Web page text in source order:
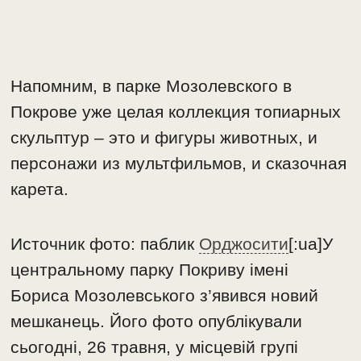
Напомним, в парке Мозолевского в
Покрове уже целая коллекция топиарных
скульптур – это и фигуры животных, и
персонажи из мультфильмов, и сказочная
карета.
Источник фото: паблик Орджосити[:ua]У
центральному парку Покриву імені
Бориса Мозолевського з’явився новий
мешканець. Його фото опублікували
сьогодні, 26 травня, у місцевій групі